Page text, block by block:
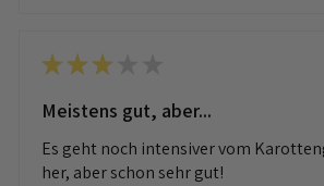
★★★
Meistens gut, aber...
Es geht noch intensiver vom
her, aber schon sehr gut!